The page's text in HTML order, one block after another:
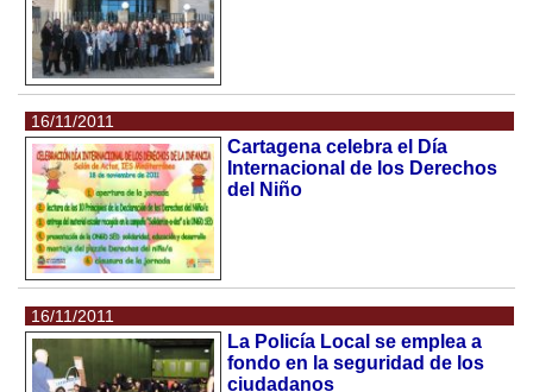
16/11/2011
Cartagena celebra el Día
Internacional de los Derechos
del Niño
16/11/2011
La Policía Local se emplea a
fondo en la seguridad de los
ciudadanos